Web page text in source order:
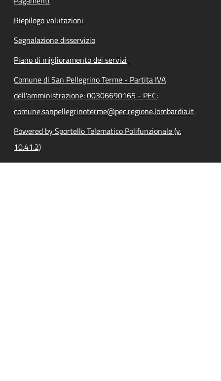
Riepilogo valutazioni
Segnalazione disservizio
Piano di miglioramento dei servizi
Comune di San Pellegrino Terme - Partita IVA
dell'amministrazione: 00306690165 - PEC:
comune.sanpellegrinoterme@pec.regione.lombardia.it
Powered by Sportello Telematico Polifunzionale (v.
10.41.2)